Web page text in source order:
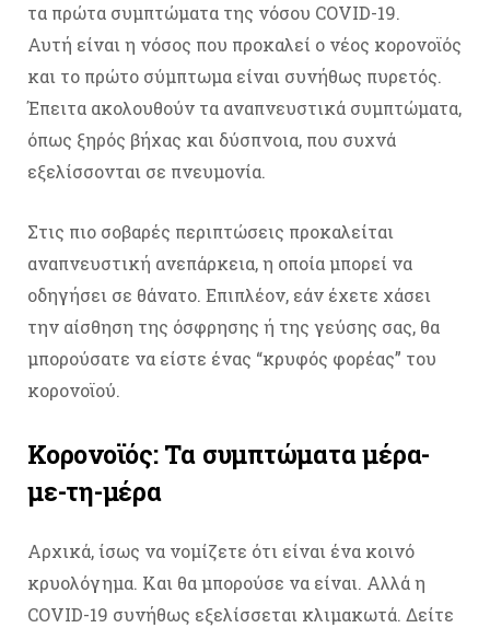
τα πρώτα συμπτώματα της νόσου COVID-19.
Αυτή είναι η νόσος που προκαλεί ο νέος κορονοϊός
και το πρώτο σύμπτωμα είναι συνήθως πυρετός.
Έπειτα ακολουθούν τα αναπνευστικά συμπτώματα,
όπως ξηρός βήχας και δύσπνοια, που συχνά
εξελίσσονται σε πνευμονία.
Στις πιο σοβαρές περιπτώσεις προκαλείται
αναπνευστική ανεπάρκεια, η οποία μπορεί να
οδηγήσει σε θάνατο. Επιπλέον, εάν έχετε χάσει
την αίσθηση της όσφρησης ή της γεύσης σας, θα
μπορούσατε να είστε ένας “κρυφός φορέας” του
κορονοϊού.
Κορονοϊός: Τα συμπτώματα μέρα-
με-τη-μέρα
Αρχικά, ίσως να νομίζετε ότι είναι ένα κοινό
κρυολόγημα. Και θα μπορούσε να είναι. Αλλά η
COVID-19 συνήθως εξελίσσεται κλιμακωτά. Δείτε